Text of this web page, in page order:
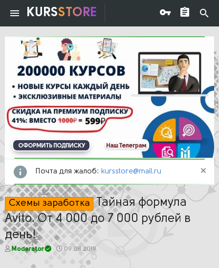
KURSSTORE
ОФОРМИТЬ ПОДПИСКУ Наш Телеграм
Почта для жалоб: kursstore@mail.ru
Схемы заработка Тайная формула
Avito. От 4 000 до 7 000 рублей в
день!
АModerator
Д
09.08.2019